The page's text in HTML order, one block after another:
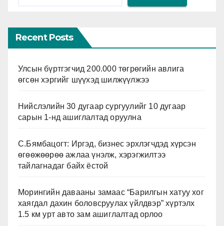
Recent Posts
Улсын бүртгэгчид 200.000 төгрөгийн авлига
өгсөн хэргийг шүүхэд шилжүүлжээ
Нийслэлийн 30 дугаар сургуулийг 10 дугаар
сарын 1-нд ашиглалтад оруулна
С.Бямбацогт: Иргэд, бизнес эрхлэгчдэд хүрсэн
өгөөжөөрөө ажлаа үнэлж, хэрэгжилтээ
тайлагнадаг байх ёстой
Морингийн давааны замаас “Барилгын хатуу хог
хаягдал дахин боловсруулах үйлдвэр” хүртэлх
1.5 км урт авто зам ашиглалтад орлоо